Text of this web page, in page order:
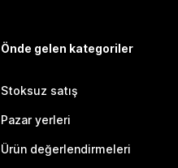
Önde gelen kategoriler
Stoksuz satış
Pazar yerleri
Ürün değerlendirmeleri